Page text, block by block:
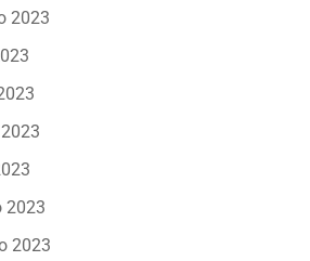
2023
2023
2023